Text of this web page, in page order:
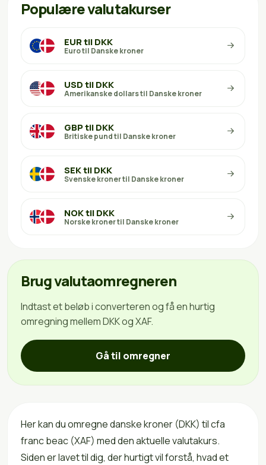
Populære valutakurser
EUR til DKK
Euro til Danske kroner
USD til DKK
Amerikanske dollars til Danske kroner
GBP til DKK
Britiske pund til Danske kroner
SEK til DKK
Svenske kroner til Danske kroner
NOK til DKK
Norske kroner til Danske kroner
Brug valutaomregneren
Indtast et beløb i converteren og få en hurtig
omregning mellem DKK og XAF.
Gå til omregner
Her kan du omregne danske kroner (DKK) til cfa
franc beac (XAF) med den aktuelle valutakurs.
Siden er lavet til dig, der hurtigt vil forstå, hvad et